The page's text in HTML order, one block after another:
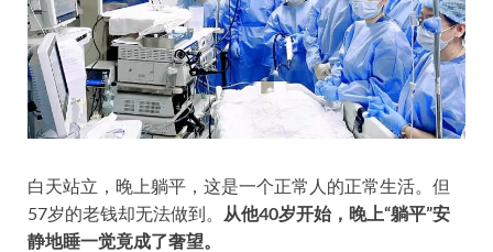
白天站立，晚上躺平，这是一个正常人的正常生活。但
57岁的老钱却无法做到。
从他40岁开始，晚上“躺平”安
静地睡一觉竟成了奢望。